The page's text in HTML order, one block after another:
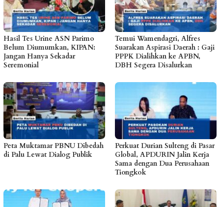
Hasil Tes Urine ASN Parimo
Belum Diumumkan, KIPAN:
Jangan Hanya Sekadar
Seremonial
Temui Wamendagri, Alfres
Suarakan Aspirasi Daerah : Gaji
PPPK Dialihkan ke APBN,
DBH Segera Disalurkan
Peta Muktamar PBNU Dibedah
di Palu Lewat Dialog Publik
Perkuat Durian Sulteng di Pasar
Global, APDURIN Jalin Kerja
Sama dengan Dua Perusahaan
Tiongkok